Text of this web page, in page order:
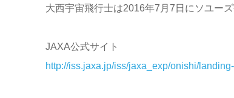
大西宇宙飛行士は2016年7月7日にソユー
JAXA公式サイト
http://iss.jaxa.jp/iss/jaxa_exp/onishi/